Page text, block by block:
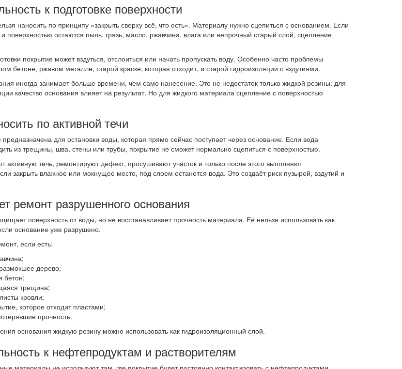
к подготовке поверхности
наносить по принципу «закрыть сверху всё, что есть». Материалу нужно сцепиться с основанием. Если
поверхностью остаются пыль, грязь, масло, ржавчина, влага или непрочный старый слой, сцепление
покрытие может вздуться, отслоиться или начать пропускать воду. Особенно часто проблемы
бетоне, ржавом металле, старой краске, которая отходит, и старой гидроизоляции с вздутиями.
иногда занимает больше времени, чем само нанесение. Это не недостаток только жидкой резины: для
качество основания влияет на результат. Но для жидкого материала сцепление с поверхностью
по активной течи
для остановки воды, которая прямо сейчас поступает через основание. Если вода
из трещины, шва, стены или трубы, покрытие не сможет нормально сцепиться с поверхностью.
активную течь, ремонтируют дефект, просушивают участок и только после этого выполняют
закрыть влажное или мокнущее место, под слоем останется вода. Это создаёт риск пузырей, вздутий и
ремонт разрушенного основания
поверхность от воды, но не восстанавливает прочность материала. Её нельзя использовать как
основание уже разрушено.
если есть:
дерево;
бетон;
трещина;
кровли;
которое отходит пластами;
прочность.
основания жидкую резину можно использовать как гидроизоляционный слой.
к нефтепродуктам и растворителям